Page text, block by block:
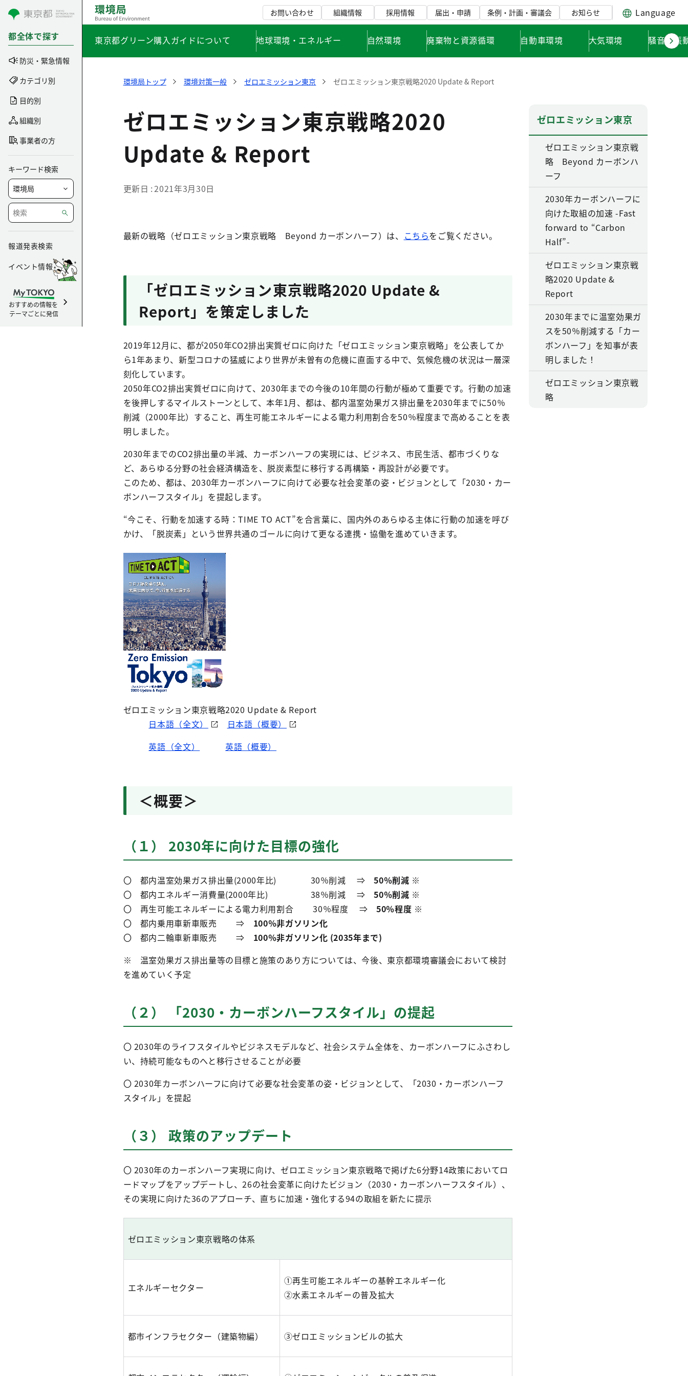
コンテンツにスキップ
都全体で探す
防災・緊急情報
カテゴリ別
目的別
組織別
事業者の方
キーワード検索
報道発表検索
イベント情報
おすすめの情報を
テーマごとに発信
お問い合わせ 組織情報 採用情報 届出・申請 条例・計画・審議会 お知らせ Language
東京都グリーン購入ガイドについて 地球環境・エネルギー 自然環境 廃棄物と資源循環 自動車環境 大気環境 騒音・振
環境局トップ 環境対策一般 ゼロエミッション東京 ゼロエミッション東京戦略2020 Update & Report
ゼロエミッション東京戦略2020
Update & Report
更新日 2021年3月30日
最新の戦略（ゼロエミッション東京戦略 Beyond カーボンハーフ）は、 こちらをご覧ください。
「ゼロエミッション東京戦略2020 Update &
Report」を策定しました
2019年12月に、都が2050年CO2排出実質ゼロに向けた「ゼロエミッション東京戦略」を公表してか
ら1年あまり、新型コロナの猛威により世界が未曽有の危機に直面する中で、気候危機の状況は一層深
刻化しています。
2050年CO2排出実質ゼロに向けて、2030年までの今後の10年間の行動が極めて重要です。行動の加速
を後押しするマイルストーンとして、本年1月、都は、都内温室効果ガス排出量を2030年までに50％
削減（2000年比）すること、再生可能エネルギーによる電力利用割合を50％程度まで高めることを表
明しました。
2030年までのCO2排出量の半減、カーボンハーフの実現には、ビジネス、市民生活、都市づくりな
ど、あらゆる分野の社会経済構造を、脱炭素型に移行する再構築・再設計が必要です。
このため、都は、2030年カーボンハーフに向けて必要な社会変革の姿・ビジョンとして「2030・カー
ボンハーフスタイル」を提起します。
“今こそ、行動を加速する時：TIME TO ACT”を合言葉に、国内外のあらゆる主体に行動の加速を呼び
かけ、「脱炭素」という世界共通のゴールに向けて更なる連携・協働を進めていきます。
ゼロエミッション東京戦略2020 Update & Report
日本語（全文）
日本語（概要）
英語（全文）
英語（概要）
＜概要＞
（１） 2030年に向けた目標の強化
〇 都内温室効果ガス排出量(2000年比) 30％削減 ⇒50％削減 ※
〇 都内エネルギー消費量(2000年比) 38％削減 ⇒50％削減 ※
〇 再生可能エネルギーによる電力利用割合 30％程度 ⇒ 50％程度 ※
〇 都内乗用車新車販売 ⇒ 100％非ガソリン化
〇 都内二輪車新車販売 ⇒ 100％非ガソリン化 (2035年まで)
※ 温室効果ガス排出量等の目標と施策のあり方については、今後、東京都環境審議会において検討
を進めていく予定
（２） 「2030・カーボンハーフスタイル」の提起
〇 2030年のライフスタイルやビジネスモデルなど、社会システム全体を、カーボンハーフにふさわし
い、持続可能なものへと移行させることが必要
〇 2030年カーボンハーフに向けて必要な社会変革の姿・ビジョンとして、「2030・カーボンハーフ
スタイル」を提起
（３） 政策のアップデート
〇 2030年のカーボンハーフ実現に向け、ゼロエミッション東京戦略で掲げた6分野14政策においてロ
ードマップをアップデートし、26の社会変革に向けたビジョン（2030・カーボンハーフスタイル）、
その実現に向けた36のアプローチ、直ちに加速・強化する94の取組を新たに提示
ゼロエミッション東京戦略の体系
エネルギーセクター
①再生可能エネルギーの基幹エネルギー化
②水素エネルギーの普及拡大
都市インフラセクター（建築物編） ③ゼロエミッションビルの拡大
ゼロエミッション東京
ゼロエミッション東京戦
略 Beyond カーボンハ
ーフ
2030年カーボンハーフに
向けた取組の加速 -Fast
forward to “Carbon
Half”-
ゼロエミッション東京戦
略2020 Update &
Report
2030年までに温室効果ガ
スを50％削減する「カー
ボンハーフ」を知事が表
明しました！
ゼロエミッション東京戦
略